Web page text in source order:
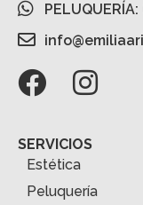
SERVICIOS
Estética
Peluquería